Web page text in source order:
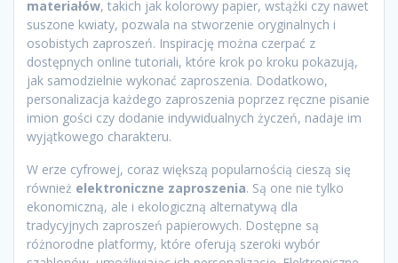
materiałów, takich jak kolorowy papier, wstążki czy nawet
suszone kwiaty, pozwala na stworzenie oryginalnych i
osobistych zaproszeń. Inspirację można czerpać z
dostępnych online tutoriali, które krok po kroku pokazują,
jak samodzielnie wykonać zaproszenia. Dodatkowo,
personalizacja każdego zaproszenia poprzez ręczne pisanie
imion gości czy dodanie indywidualnych życzeń, nadaje im
wyjątkowego charakteru.
W erze cyfrowej, coraz większą popularnością cieszą się
również elektroniczne zaproszenia. Są one nie tylko
ekonomiczną, ale i ekologiczną alternatywą dla
tradycyjnych zaproszeń papierowych. Dostępne są
różnorodne platformy, które oferują szeroki wybór